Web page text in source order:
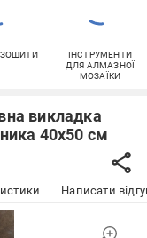
ЗОШИТИ
ІНСТРУМЕНТИ
ДЛЯ АЛМАЗНОЇ
МОЗАЇКИ
викладка
40х50 см
Написати